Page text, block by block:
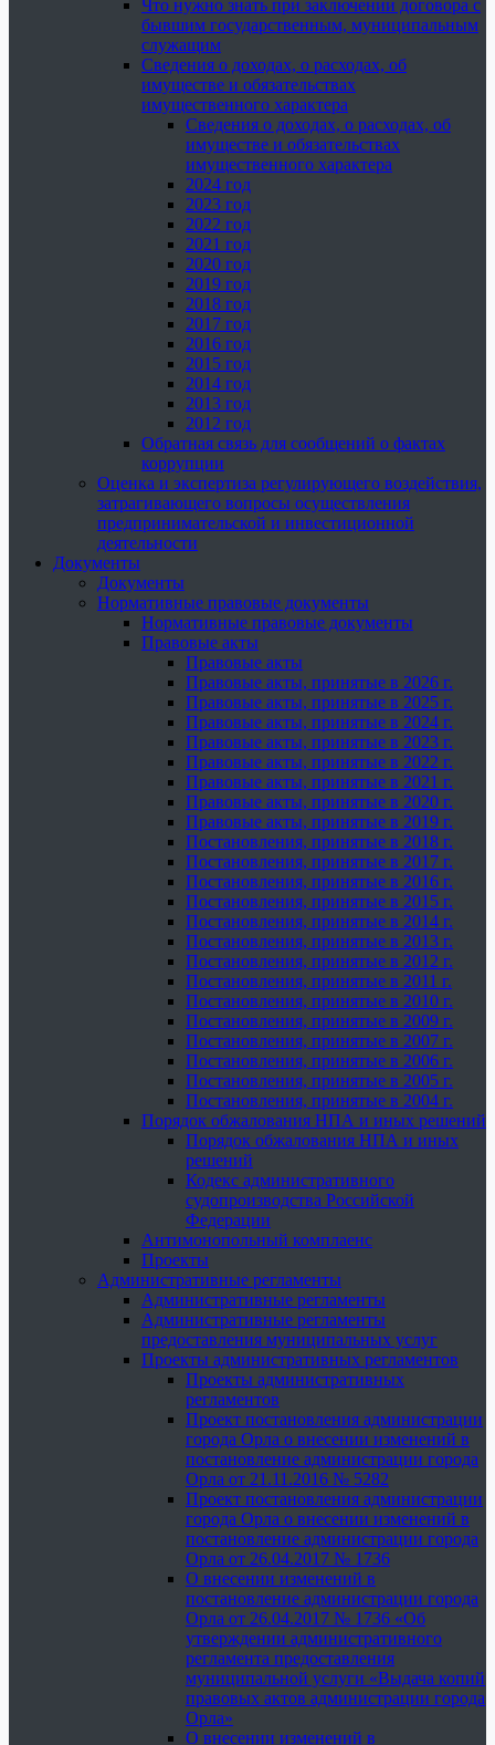
Что нужно знать при заключении договора с
бывшим государственным, муниципальным
служащим
Сведения о доходах, о расходах, об
имуществе и обязательствах
имущественного характера
Сведения о доходах, о расходах, об
имуществе и обязательствах
имущественного характера
2024 год
2023 год
2022 год
2021 год
2020 год
2019 год
2018 год
2017 год
2016 год
2015 год
2014 год
2013 год
2012 год
Обратная связь для сообщений о фактах
коррупции
Оценка и экспертиза регулирующего воздействия,
затрагивающего вопросы осуществления
предпринимательской и инвестиционной
деятельности
Документы
Документы
Нормативные правовые документы
Нормативные правовые документы
Правовые акты
Правовые акты
Правовые акты, принятые в 2026 г.
Правовые акты, принятые в 2025 г.
Правовые акты, принятые в 2024 г.
Правовые акты, принятые в 2023 г.
Правовые акты, принятые в 2022 г.
Правовые акты, принятые в 2021 г.
Правовые акты, принятые в 2020 г.
Правовые акты, принятые в 2019 г.
Постановления, принятые в 2018 г.
Постановления, принятые в 2017 г.
Постановления, принятые в 2016 г.
Постановления, принятые в 2015 г.
Постановления, принятые в 2014 г.
Постановления, принятые в 2013 г.
Постановления, принятые в 2012 г.
Постановления, принятые в 2011 г.
Постановления, принятые в 2010 г.
Постановления, принятые в 2009 г.
Постановления, принятые в 2007 г.
Постановления, принятые в 2006 г.
Постановления, принятые в 2005 г.
Постановления, принятые в 2004 г.
Порядок обжалования НПА и иных решений
Порядок обжалования НПА и иных
решений
Кодекс административного
судопроизводства Российской
Федерации
Антимонопольный комплаенс
Проекты
Административные регламенты
Административные регламенты
Административные регламенты
предоставления муниципальных услуг
Проекты административных регламентов
Проекты административных
регламентов
Проект постановления администрации
города Орла о внесении изменений в
постановление администрации города
Орла от 21.11.2016 № 5282
Проект постановления администрации
города Орла о внесении изменений в
постановление администрации города
Орла от 26.04.2017 № 1736
О внесении изменений в
постановление администрации города
Орла от 26.04.2017 № 1736 «Об
утверждении административного
регламента предоставления
муниципальной услуги «Выдача копий
правовых актов администрации города
Орла»
О внесении изменений в